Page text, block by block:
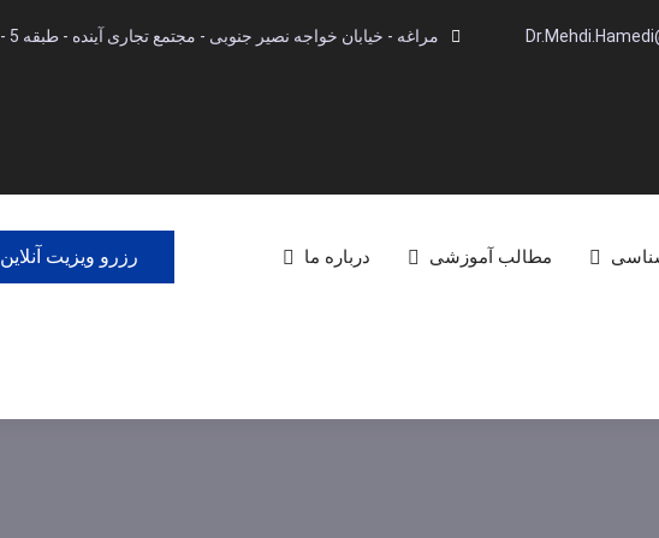
مراغه - خیابان خواجه نصیر جنوبی - مجتمع تجاری آینده - طبقه 5 - واحد 7
مطالب آموزشی درباره ما رزرو ویزیت آنلاین